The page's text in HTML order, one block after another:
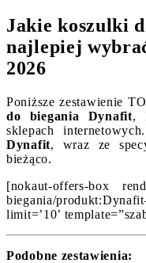
Jakie koszulki
najlepiej
2026
Poniższe zestawienie
do biegania Dynafit,
sklepach
Dynafit, wraz ze
bieżąco.
[nokaut-offers-box
biegania/
limit=’10’
Podobne zestawienia: